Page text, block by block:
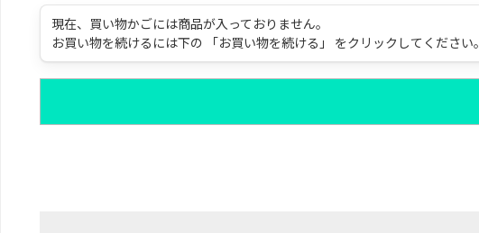
現在、買い物かごには商品が入っておりません。
お買い物を続けるには下の 「お買い物を続ける」 をクリックしてください。